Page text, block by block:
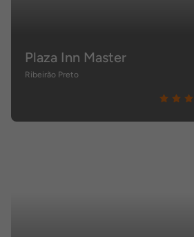
Plaza Inn Master
Ribeirão Preto